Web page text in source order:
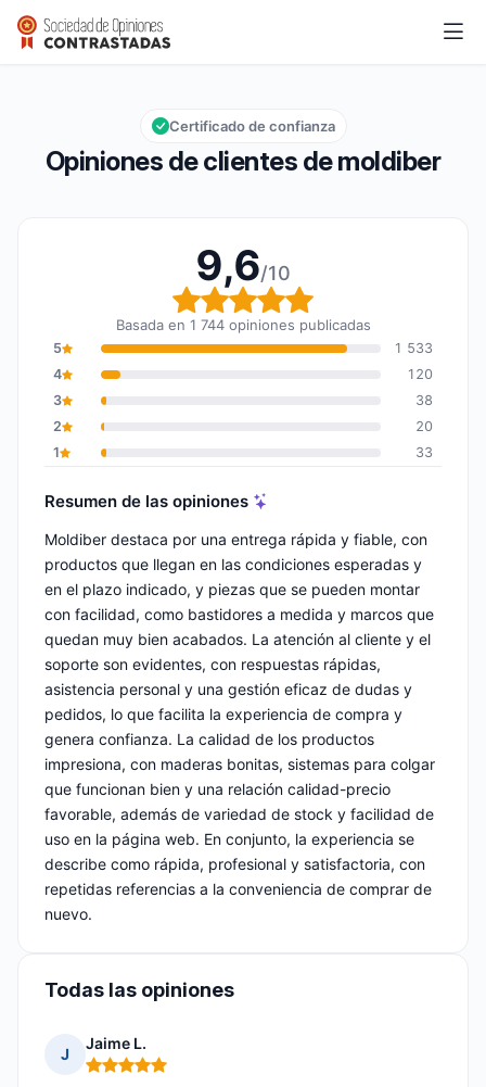
moldiber
Calificación global: 9,6 de 10
9,6/10
Opiniones de clientes de moldiber
Certificado de confianza
9,6/10
Calificación global: 9,6
Basada en 1 744 opiniones publicadas
5
1 533
4
120
3
38
2
20
1
33
Resumen de las opiniones
Moldiber destaca por una entrega rápida y fiable, con
productos que llegan en las condiciones esperadas y
en el plazo indicado, y piezas que se pueden montar
con facilidad, como bastidores a medida y marcos que
quedan muy bien acabados. La atención al cliente y el
soporte son evidentes, con respuestas rápidas,
asistencia personal y una gestión eficaz de dudas y
pedidos, lo que facilita la experiencia de compra y
genera confianza. La calidad de los productos
impresiona, con maderas bonitas, sistemas para colgar
que funcionan bien y una relación calidad-precio
favorable, además de variedad de stock y facilidad de
uso en la página web. En conjunto, la experiencia se
describe como rápida, profesional y satisfactoria, con
repetidas referencias a la conveniencia de comprar de
nuevo.
Todas las opiniones
J
Jaime L.
Nota: 5 de 5